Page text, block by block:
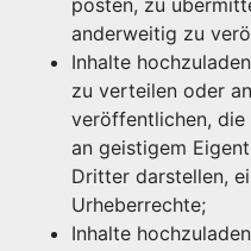
posten, zu
anderweitig zu
Inhalte
zu verteilen oder
veröffentlichen, die
an geistigem
Dritter darstellen,
Urheberrechte;
Inhalte